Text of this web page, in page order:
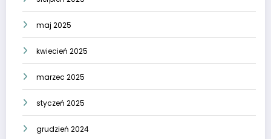
maj 2025
kwiecień 2025
marzec 2025
styczeń 2025
grudzień 2024